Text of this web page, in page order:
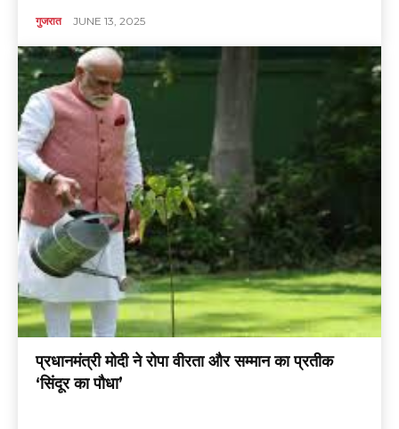
गुजरात JUNE 13, 2025
प्रधानमंत्री मोदी ने रोपा वीरता और सम्मान का प्रतीक
‘सिंदूर का पौधा’